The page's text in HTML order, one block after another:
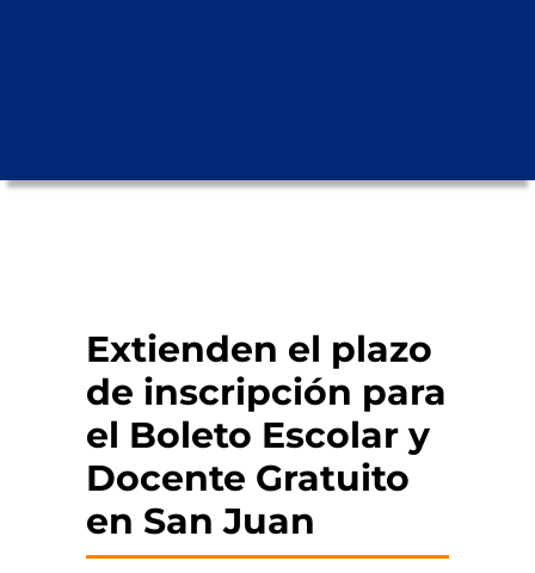
Extienden el plazo
de inscripción para
el Boleto Escolar y
Docente Gratuito
en San Juan